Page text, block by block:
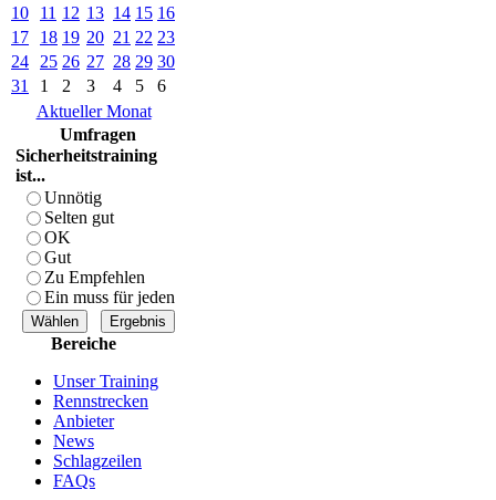
10
11 12 13 14 15 16
17
18 19 20 21 22 23
24
25 26 27 28 29 30
31
1 2 3 4 5
6
Aktueller Monat
Umfragen
Sicherheitstraining
ist...
Unnötig
Selten gut
OK
Gut
Zu Empfehlen
Ein muss für jeden
Bereiche
Unser Training
Rennstrecken
Anbieter
News
Schlagzeilen
FAQs